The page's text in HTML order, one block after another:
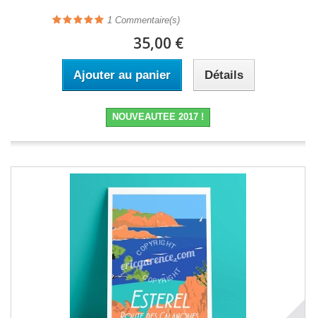
1 Commentaire(s)
35,00 €
Ajouter au panier Détails
NOUVEAUTEE 2017 !